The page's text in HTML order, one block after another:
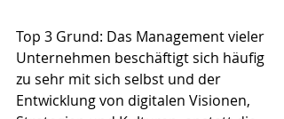
Top 3 Grund: Das Management vieler
Unternehmen beschäftigt sich häufig
zu sehr mit sich selbst und der
Entwicklung von digitalen Visionen,